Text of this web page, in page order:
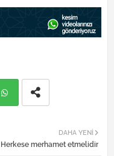
atsa
DAHA YENI
Herkese merhamet etmelidir